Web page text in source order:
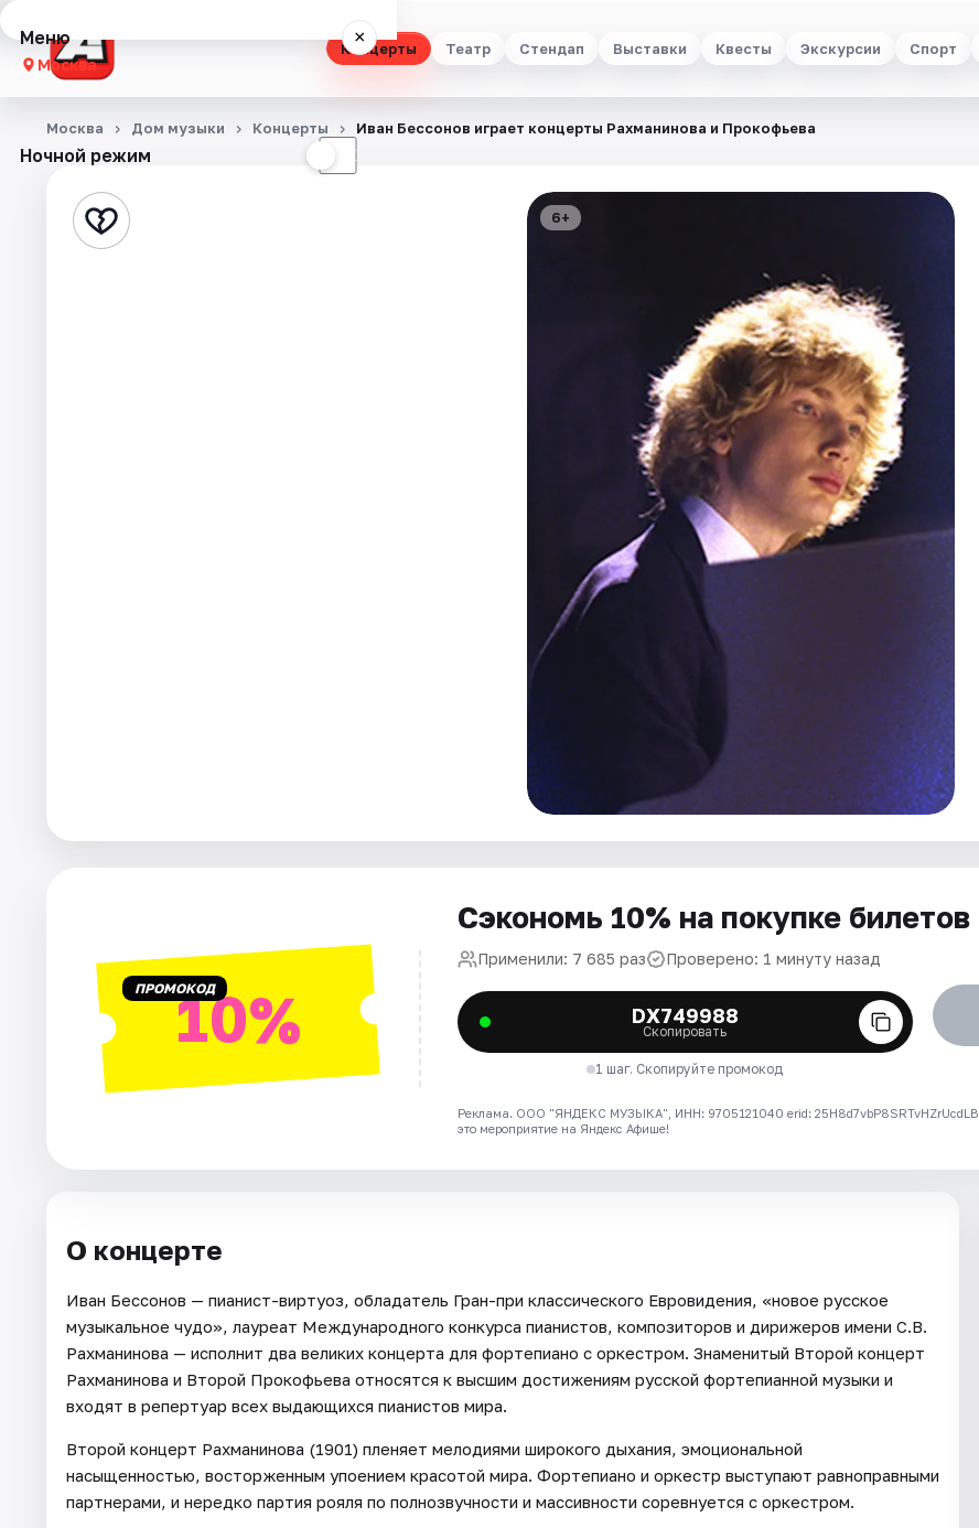
Концерты Театр Стендап Выставки Квесты Экскурсии Спорт
Меню ×
Москва
Концерты
Стендап
Ночной режим ☾
Москва Дом музыки Концерты Иван Бессонов играет концерты Рахманинова и Прокофьева
6+
ПРОМОКОД10%
Сэкономь 10% на покупке билетов
Применили: 7 685 раз Проверено: 1 минуту назад
DX749988
Скопировать
1 шаг. Скопируйте промокод
Реклама. ООО "ЯНДЕКС МУЗЫКА", ИНН: 9705121040 erid: 25H8d7vbP8SRTvHZrUcdLB
это мероприятие на Яндекс Афише!
О концерте
Иван Бессонов — пианист-виртуоз, обладатель Гран-при классического Евровидения, «новое русское
музыкальное чудо», лауреат Международного конкурса пианистов, композиторов и дирижеров имени С.В.
Рахманинова — исполнит два великих концерта для фортепиано с оркестром. Знаменитый Второй концерт
Рахманинова и Второй Прокофьева относятся к высшим достижениям русской фортепианной музыки и
входят в репертуар всех выдающихся пианистов мира.
Второй концерт Рахманинова (1901) пленяет мелодиями широкого дыхания, эмоциональной
насыщенностью, восторженным упоением красотой мира. Фортепиано и оркестр выступают равноправными
партнерами, и нередко партия рояля по полнозвучности и массивности соревнуется с оркестром.